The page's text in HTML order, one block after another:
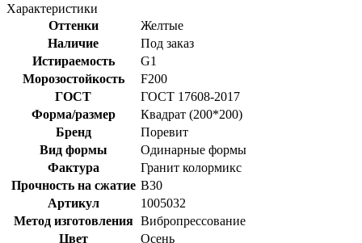
Характеристики
Оттенки
Желтые
Наличие
Под заказ
Истираемость
G1
Морозостойкость
F200
ГОСТ
ГОСТ 17608-2017
Форма/размер
Квадрат (200*200)
Бренд
Поревит
Вид формы
Одинарные формы
Фактура
Гранит колормикс
Прочность на сжатие B30
Артикул
1005032
Метод изготовления Вибропрессование
Цвет
Осень